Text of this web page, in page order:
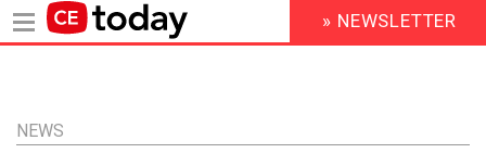
Inhalt
HEADER
MENU
» NEWSLETTER
NEWS